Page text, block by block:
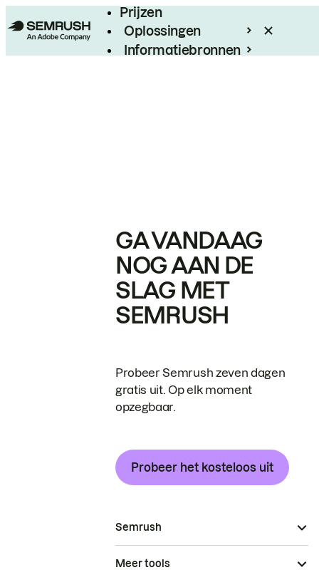
Prijzen
Oplossingen
Informatiebronnen
GA VANDAAG
NOG AAN DE
SLAG MET
SEMRUSH
Probeer Semrush zeven dagen
gratis uit. Op elk moment
opzegbaar.
Probeer het kosteloos uit
Semrush
Meer tools